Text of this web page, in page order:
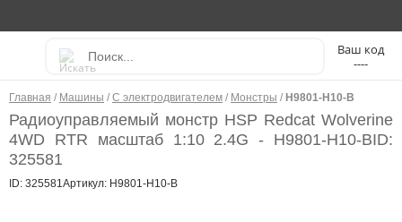
----
Главная / Машины / С электродвигателем / Монстры / H9801-H10-B
Радиоуправляемый монстр HSP Redcat Wolverine
4WD RTR масштаб 1:10 2.4G - H9801-H10-BID:
325581
ID: 325581Артикул: H9801-H10-B